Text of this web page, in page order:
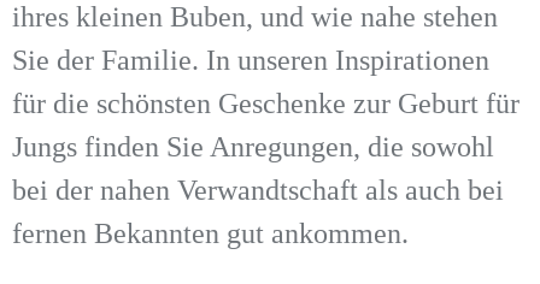
ihres kleinen Buben, und wie nahe stehen
Sie der Familie. In unseren Inspirationen
für die schönsten Geschenke zur Geburt für
Jungs finden Sie Anregungen, die sowohl
bei der nahen Verwandtschaft als auch bei
fernen Bekannten gut ankommen.